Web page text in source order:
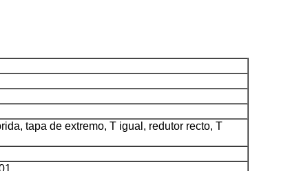
tapa de extremo, T igual, redutor recto, T